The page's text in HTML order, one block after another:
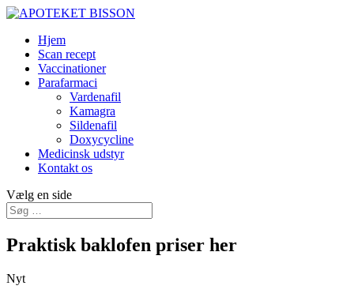
Hjem
Scan recept
Vaccinationer
Parafarmaci
Vardenafil
Kamagra
Sildenafil
Doxycycline
Medicinsk udstyr
Kontakt os
Vælg en side
Praktisk baklofen priser her
Nyt